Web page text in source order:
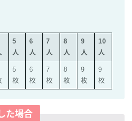
5
人
6
人
7
人
8
人
9
人
10
人
5
枚
6
枚
7
枚
8
枚
9
枚
9
枚
た場合